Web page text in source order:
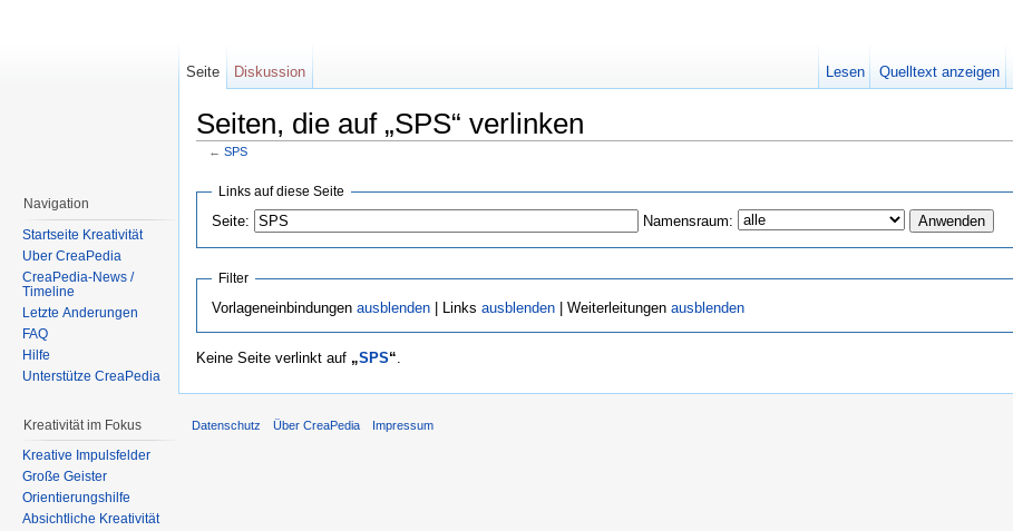
Seiten, die auf „SPS“ verlinken
← SPS
Links auf diese Seite
Seite: Namensraum:
Filter
Vorlageneinbindungen ausblenden| Links ausblenden| Weiterleitungen ausblenden
Keine Seite verlinkt auf „SPS“.
Seite Diskussion Lesen Quelltext anzeigen
Navigation
Startseite Kreativität
Über CreaPedia
CreaPedia-News /
Timeline
Letzte Änderungen
FAQ
Hilfe
Unterstütze CreaPedia
Kreativität im Fokus
Kreative Impulsfelder
Große Geister
Orientierungshilfe
Absichtliche Kreativität
Datenschutz Über CreaPedia Impressum